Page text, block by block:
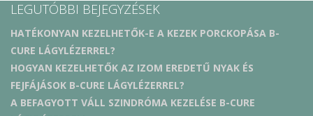
LEGUTÓBBI BEJEGYZÉSEK
HATÉKONYAN KEZELHETŐK-E A KEZEK PORCKOPÁSA B-
CURE LÁGYLÉZERREL?
HOGYAN KEZELHETŐK AZ IZOM EREDETŰ NYAK ÉS
FEJFÁJÁSOK B-CURE LÁGYLÉZERREL?
A BEFAGYOTT VÁLL SZINDRÓMA KEZELÉSE B-CURE